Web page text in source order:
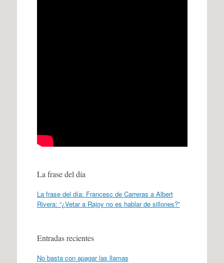
La frase del día
La frase del día: Francesc de Carreras a Albert
Rivera: “¿Vetar a Rajoy no es hablar de sillones?”
Entradas recientes
No basta con apagar las llamas